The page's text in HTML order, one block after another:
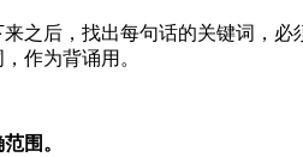
之后，找出每句话的关键词，
作为背诵用。
围。